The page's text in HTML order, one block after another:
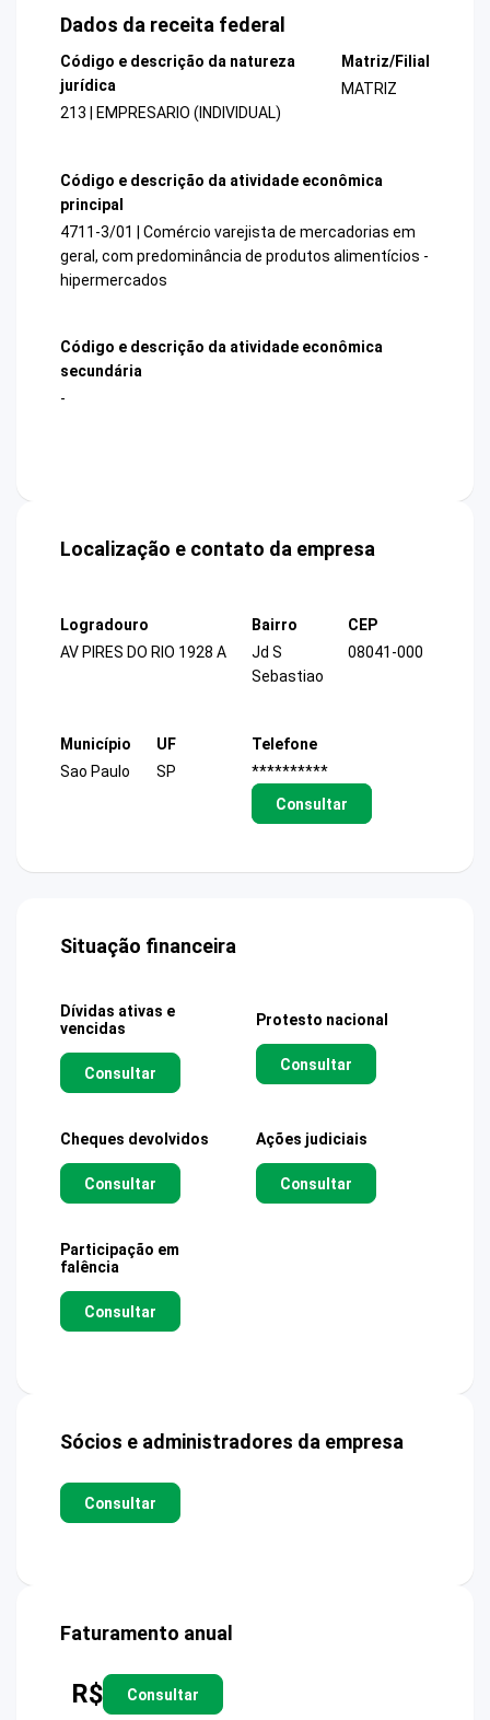
Dados da receita federal
Código e descrição da natureza
jurídica
213 | EMPRESARIO (INDIVIDUAL)
Matriz/Filial
MATRIZ
Código e descrição da atividade econômica
principal
4711-3/01 | Comércio varejista de mercadorias em
geral, com predominância de produtos alimentícios -
hipermercados
Código e descrição da atividade econômica
secundária
-
Localização e contato da empresa
Logradouro
AV PIRES DO RIO 1928 A
Bairro
Jd S
Sebastiao
CEP
08041-000
Município
Sao Paulo
UF
SP
Telefone
**********
Consultar
Situação financeira
Dívidas ativas e
vencidas
Consultar
Protesto nacional
Consultar
Cheques devolvidos
Consultar
Ações judiciais
Consultar
Participação em
falência
Consultar
Sócios e administradores da empresa
Consultar
Faturamento anual
R$ Consultar